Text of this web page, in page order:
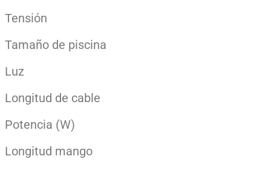
Tensión
Tamaño de piscina
Luz
Longitud de cable
Potencia (W)
Longitud mango